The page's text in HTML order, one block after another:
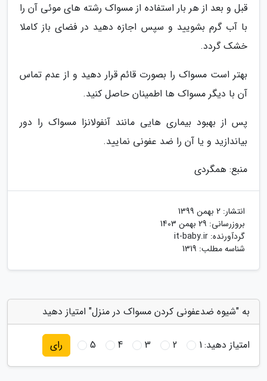
قبل و بعد از هر بار استفاده از مسواک رشته های موئی آن را
با آب گرم بشویید و سپس اجازه دهید در فضای باز کاملا
خشک گردد.
بهتر است مسواک را بصورت قائم قرار دهید و از عدم تماس
آن با دیگر مسواک ها اطمینان حاصل کنید.
پس از بهبود بیماری هایی مانند آنفولانزا مسواک را دور
بیاندازید و یا آن را ضد عفونی نمایید.
منبع: همگردی
انتشار: 2 بهمن 1399
بروزرسانی: 29 بهمن 1403
گردآورنده: it-baby.ir
شناسه مطلب: 1319
به "شیوه ضدعفونی کردن مسواک در منزل" امتیاز دهید
امتیاز دهید:1
2
3
4
5 رای